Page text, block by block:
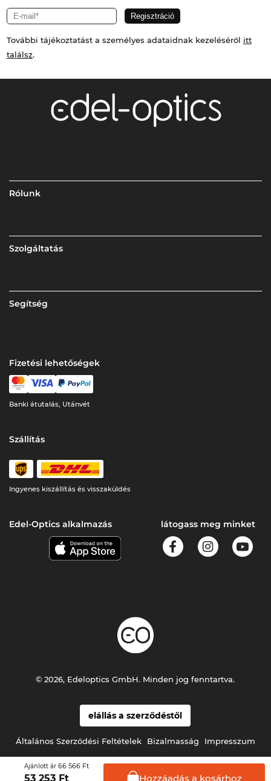
Ajánlott ár 66 566 Ft
53 253 Ft Hozzáadás a kosárhoz
További tájékoztatást a személyes adataidnak kezeléséről itt
találsz.
Rólunk
Szolgáltatás
Segítség
Fizetési lehetőségek
Banki átutalás, Utánvét
Szállítás
Ingyenes kiszállítás és visszaküldés
Edel-Optics alkalmazás látogass meg minket
elállás a szerződéstől
Általános Szerződési Feltételek Bizalmasság Impresszum
© 2026, Edeloptics GmbH. Minden jog fenntartva.